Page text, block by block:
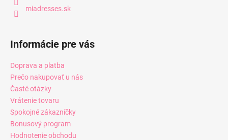
miadresses.sk
Informácie pre vás
Doprava a platba
Prečo nakupovať u nás
Časté otázky
Vrátenie tovaru
Spokojné zákazníčky
Bonusový program
Hodnotenie obchodu